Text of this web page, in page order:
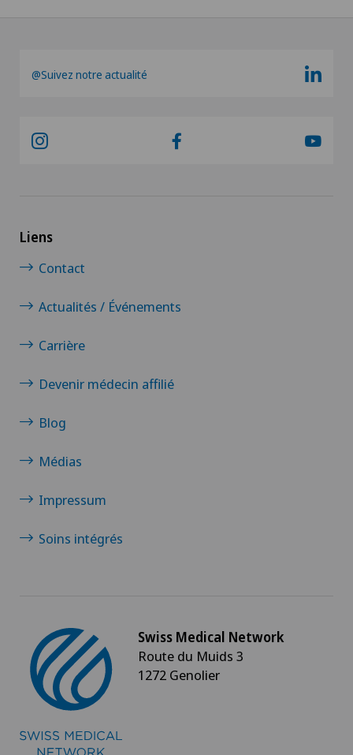
@Suivez notre actualité
Liens
Contact
Actualités / Événements
Carrière
Devenir médecin affilié
Blog
Médias
Impressum
Soins intégrés
Swiss Medical Network
Route du Muids 3
1272 Genolier